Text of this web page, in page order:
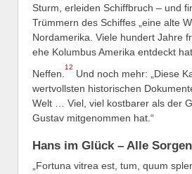
Sturm, erleiden Schiffbruch – und
Trümmern des Schiffes „eine alte
Nordamerika. Viele hundert Jahre
ehe Kolumbus Amerika entdeckt
Neffen.
12
Und noch mehr: „Diese
wertvollsten historischen
Welt … Viel, viel kostbarer als der
Gustav mitgenommen hat.“
Hans im Glück – Alle
„Fortuna vitrea est, tum, quum